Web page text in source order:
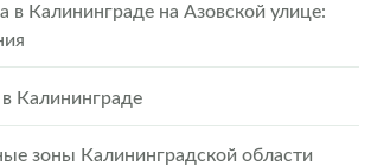
в Калининграде на Азовской улице:
Калининграде
зоны Калининградской области